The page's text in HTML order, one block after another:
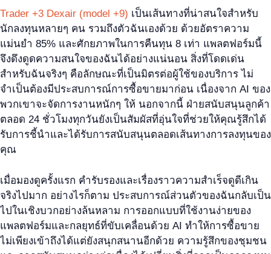
Trader +3 Dexair (model +9) เป็นเส้นทางที่น่าสนใจสำหรับ
นักลงทุนหลายๆ คน รวมถึงตัวฉันเองด้วย ด้วยอัตราความ
แม่นยำ 85% และศักยภาพในการคืนทุน 8 เท่า แพลตฟอร์มนี้
จึงดึงดูดความสนใจของฉันได้อย่างแน่นอน สิ่งที่โดดเด่น
สำหรับฉันจริงๆ คือลักษณะที่เป็นมิตรต่อผู้ใช้ของบริการ ไม่
จำเป็นต้องมีประสบการณ์การซื้อขายมาก่อน เนื่องจาก AI ของ
พวกเขาจะจัดการงานหนักๆ ให้ นอกจากนี้ ฝ่ายสนับสนุนลูกค้า
ตลอด 24 ชั่วโมงทุกวันยังเป็นสัมผัสที่อุ่นใจที่ช่วยให้คุณรู้สึกได้
รับการชี้นำและได้รับการสนับสนุนตลอดเส้นทางการลงทุนของ
คุณ
เมื่อมองดูครั้งแรก คำรับรองและเรื่องราวความสำเร็จดูดีเกิน
จริงไปมาก อย่างไรก็ตาม ประสบการณ์ส่วนตัวของฉันกลับเป็น
ไปในเชิงบวกอย่างล้นหลาม การออกแบบที่ใช้งานง่ายของ
แพลตฟอร์มและกลยุทธ์ที่ขับเคลื่อนด้วย AI ทำให้การซื้อขาย
ไม่เพียงเข้าถึงได้แต่ยังสนุกสนานอีกด้วย ความรู้สึกของชุมชน